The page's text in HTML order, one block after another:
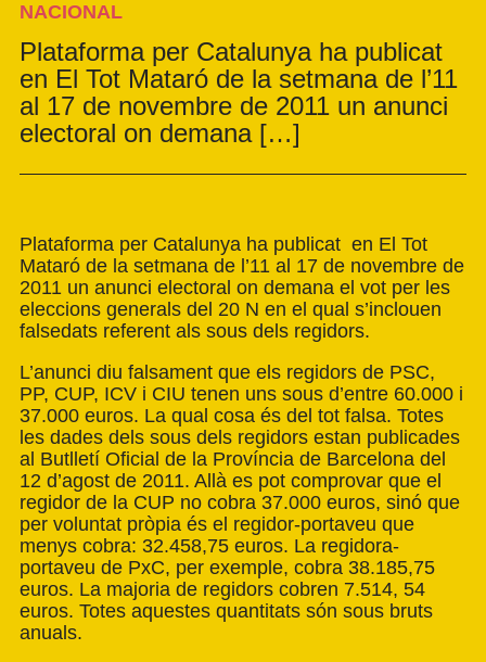
NACIONAL
Plataforma per Catalunya ha publicat
en El Tot Mataró de la setmana de l’11
al 17 de novembre de 2011 un anunci
electoral on demana […]
Plataforma per Catalunya ha publicat en El Tot
Mataró de la setmana de l’11 al 17 de novembre de
2011 un anunci electoral on demana el vot per les
eleccions generals del 20 N en el qual s’inclouen
falsedats referent als sous dels regidors.
L’anunci diu falsament que els regidors de PSC,
PP, CUP, ICV i CIU tenen uns sous d’entre 60.000 i
37.000 euros. La qual cosa és del tot falsa. Totes
les dades dels sous dels regidors estan publicades
al Butlletí Oficial de la Província de Barcelona del
12 d’agost de 2011. Allà es pot comprovar que el
regidor de la CUP no cobra 37.000 euros, sinó que
per voluntat pròpia és el regidor-portaveu que
menys cobra: 32.458,75 euros. La regidora-
portaveu de PxC, per exemple, cobra 38.185,75
euros. La majoria de regidors cobren 7.514, 54
euros. Totes aquestes quantitats són sous bruts
anuals.